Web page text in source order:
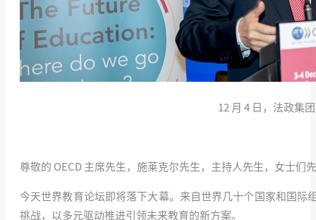
12 月 4 日，法政集
尊敬的 OECD 主席先生，施莱克尔先生，主持人先生，女士们
今天世界教育论坛即将落下大幕。来自世界几十个国家和国
挑战，以多元驱动推进引领未来教育的新方案。